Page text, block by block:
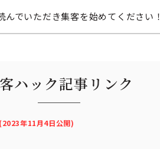
でいただき集客を始めてください！
ハック記事リンク
(2023年11月4日公開)